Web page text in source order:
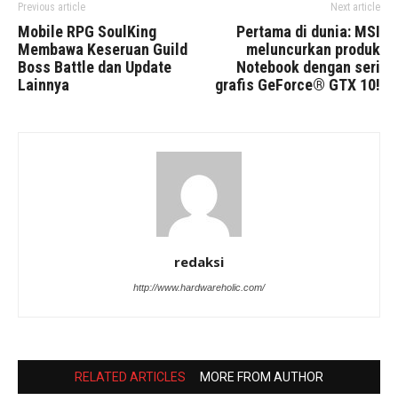
Previous article
Mobile RPG SoulKing
Membawa Keseruan Guild
Boss Battle dan Update
Lainnya
Next article
Pertama di dunia: MSI
meluncurkan produk
Notebook dengan seri
grafis GeForce® GTX 10!
redaksi
http://www.hardwareholic.com/
RELATED ARTICLES MORE FROM AUTHOR